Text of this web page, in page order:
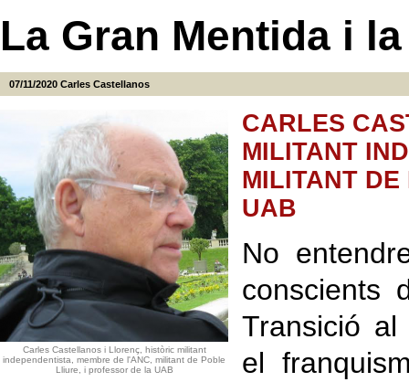
La Gran Mentida i
07/11/2020 Carles Castellanos
Carles Castellanos i Llorenç, històric militant
independentista, membre de l'ANC, militant de Poble
Lliure, i professor de la UAB
CARLES
MILITANT
MILITANT
UAB
No
conscients
Transició
el